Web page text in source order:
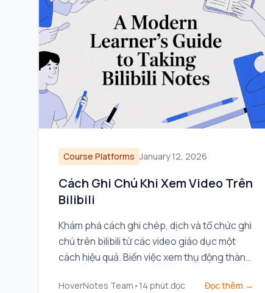
Course Platforms January 12, 2026
Cách Ghi Chú Khi Xem Video Trên
Bilibili
Khám phá cách ghi chép, dịch và tổ chức ghi
chú trên bilibili từ các video giáo dục một
cách hiệu quả. Biến việc xem thụ động thành
HoverNotes Team • 14 phút đọc Đọc thêm →